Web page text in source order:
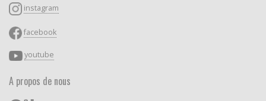
instagram
facebook
youtube
A propos de nous